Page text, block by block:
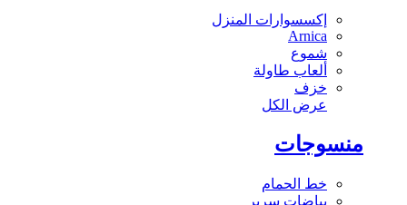
إكسسوارات المنزل
Arnica
شموع
ألعاب طاولة
خزف
عرض الكل
منسوجات
خط الحمام
بياضات سرير